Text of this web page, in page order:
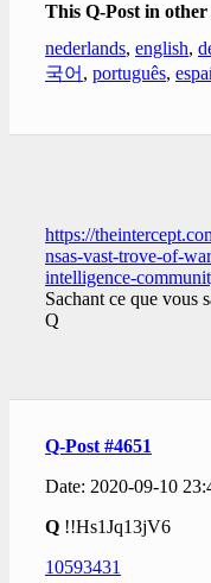
This Q-Post in other
nederlands, english,
국어 , português,
https://
nsas-vast-trove-of-
intelligence-
Sachant ce que vous
Q
Q-Post #4651
Date: 2020-09-10
Q !!Hs1Jq13jV6
10593431